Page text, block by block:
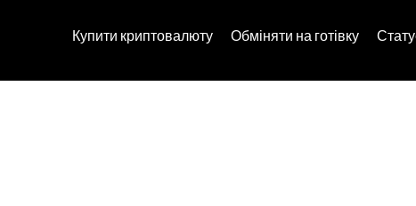
Купити криптовалюту Обміняти на готівку